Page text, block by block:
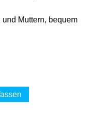
Muttern, bequem